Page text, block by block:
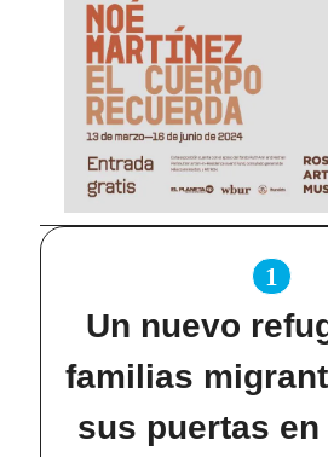
1
Un nuevo
familias
sus puertas en